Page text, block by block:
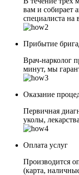
вам и собирает
специалиста на
Прибытие
Врач-нарколог
минут, мы
Оказание
Первичная
уколы, лекарства
Оплата услуг
Производится
(карта,